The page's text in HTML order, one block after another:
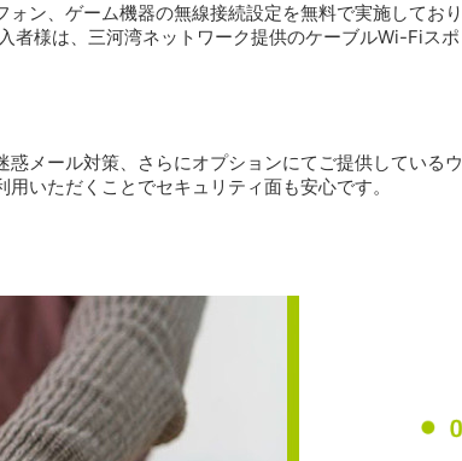
ン、ゲーム機器の無線接続設定を無料で実施しており
者様は、三河湾ネットワーク提供のケーブルWi-Fiスポ
メール対策、さらにオプションにてご提供しているウ
いただくことでセキュリティ面も安心です。